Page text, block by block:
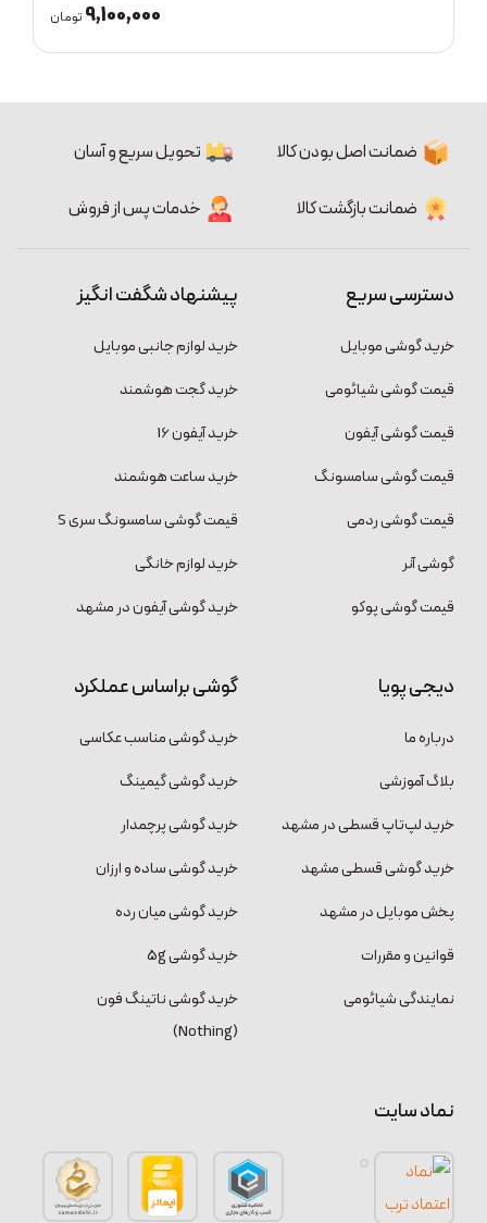
ضمانت اصل بودن کالا تحویل سریع و آسان
ضمانت بازگشت کالا خدمات پس از فروش
دسترسی سریع
خرید گوشی موبایل
قیمت گوشی شیائومی
قیمت گوشی آیفون
قیمت گوشی سامسونگ
قیمت گوشی ردمی
گوشی آنر
قیمت گوشی پوکو
پیشنهاد شگفت انگیز
خرید لوازم جانبی موبایل
خرید گجت هوشمند
خرید آیفون 16
خرید ساعت هوشمند
قیمت گوشی سامسونگ سری S
خرید لوازم خانگی
خرید گوشی آیفون در مشهد
دیجی پویا
درباره ما
بلاگ آموزشی
خرید لپ‌تاپ قسطی در مشهد
خرید گوشی قسطی مشهد
پخش موبایل در مشهد
قوانین و مقررات
نمایندگی شیائومی
گوشی براساس عملکرد
خرید گوشی مناسب عکاسی
خرید گوشی گیمینگ
خرید گوشی پرچمدار
خرید گوشی ساده و ارزان
خرید گوشی میان رده
خرید گوشی 5g
خرید گوشی ناتینگ فون
(Nothing)
نماد سایت